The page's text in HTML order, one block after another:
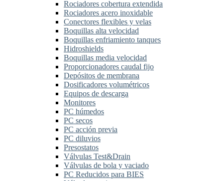
Rociadores cobertura extendida
Rociadores acero inoxidable
Conectores flexibles y velas
Boquillas alta velocidad
Boquillas enfriamiento tanques
Hidroshields
Boquillas media velocidad
Proporcionadores caudal fijo
Depósitos de membrana
Dosificadores volumétricos
Equipos de descarga
Monitores
PC húmedos
PC secos
PC acción previa
PC diluvios
Presostatos
Válvulas Test&Drain
Válvulas de bola y vaciado
PC Reducidos para BIES